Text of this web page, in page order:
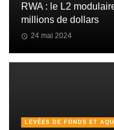
RWA : le L2
millions de dollars
24 mai 2024
LEVÉES DE FONDS ET